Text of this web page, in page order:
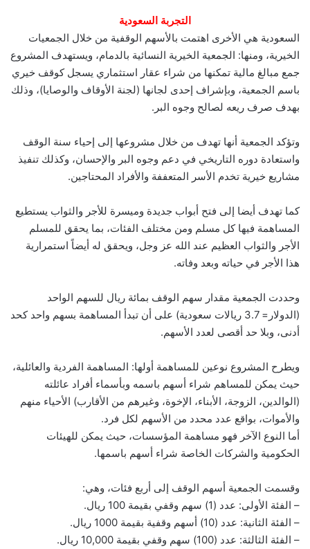
التجربة السعودية
السعودية هي الأخرى اهتمت بالأسهم الوقفية من خلال الجمعيات
الخيرية، ومنها: الجمعية الخيرية النسائية بالدمام، ويستهدف المشروع
جمع مبالغ مالية تمكنها من شراء عقار استثماري يسجل كوقف خيري
باسم الجمعية، وبإشراف إحدى لجانها (لجنة الأوقاف والوصايا)، وذلك
بهدف صرف ريعه لصالح وجوه البر.
وتؤكد الجمعية أنها تهدف من خلال مشروعها إلى إحياء سنة الوقف
واستعادة دوره التاريخي في دعم وجوه البر والإحسان، وكذلك تنفيذ
مشاريع خيرية تخدم الأسر المتعففة والأفراد المحتاجين.
كما تهدف أيضا إلى فتح أبواب جديدة وميسرة للأجر والثواب يستطيع
المساهمة فيها كل مسلم ومن مختلف الفئات، بما يحقق للمسلم
الأجر والثواب العظيم عند الله عز وجل، ويحقق له أيضاً استمرارية
هذا الأجر في حياته وبعد وفاته.
وحددت الجمعية مقدار سهم الوقف بمائة ريال للسهم الواحد
(الدولار= 3.7 ريالات سعودية) على أن تبدأ المساهمة بسهم واحد كحد
أدنى، وبلا حد أقصى لعدد الأسهم.
ويطرح المشروع نوعين للمساهمة أولها: المساهمة الفردية والعائلية،
حيث يمكن للمساهم شراء أسهم باسمه وبأسماء أفراد عائلته
(الوالدين، الزوجة، الأبناء، الإخوة، وغيرهم من الأقارب) الأحياء منهم
والأموات، بواقع عدد محدد من الأسهم لكل فرد.
أما النوع الآخر فهو مساهمة المؤسسات، حيث يمكن للهيئات
الحكومية والشركات الخاصة شراء أسهم باسمها.
وقسمت الجمعية أسهم الوقف إلى أربع فئات، وهي:
– الفئة الأولى: عدد (1) سهم وقفي بقيمة 100 ريال.
– الفئة الثانية: عدد (10) أسهم وقفية بقيمة 1000 ريال.
– الفئة الثالثة: عدد (100) سهم وقفي بقيمة 10,000 ريال.